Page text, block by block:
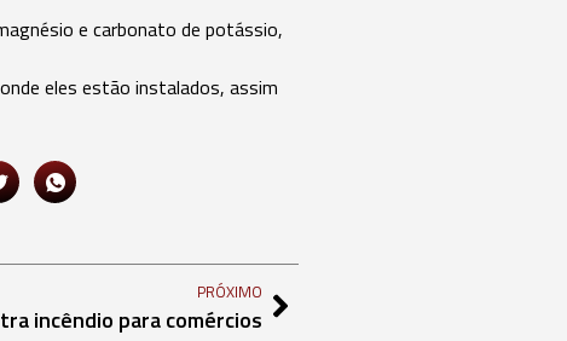
e carbonato de potássio,
eles estão instalados, assim
PRÓXIMO
incêndio para comércios